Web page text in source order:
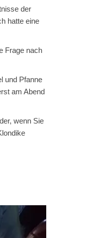
der
hatte eine
Frage nach
und Pfanne
am Abend
wenn Sie